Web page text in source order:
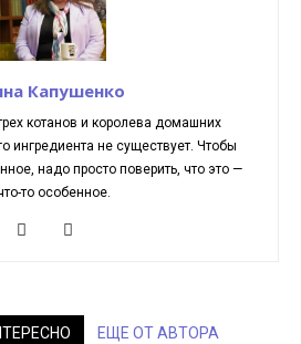
Капушенко
котанов и королева домашних
ингредиента не существует. Чтобы
надо просто поверить, что это —
то особенное.
ЕЩЕ ОТ АВТОРА